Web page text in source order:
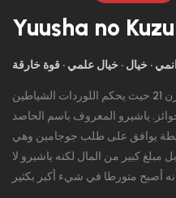
Yuusha no Kuzu
انمي خيال خيال علمي قوة خارقة
القصة تدور في طوكيو في منتصف القرن 21 حيث يحكم اللوردات الشياطين
ياشيرو المعروف باسم الحاصد
يوافق على طلب جوجامين وهي
مبلغ كبير من المال لكنه ياشيرو لا